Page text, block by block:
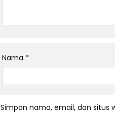
Nama *
Simpan nama, email, dan situs